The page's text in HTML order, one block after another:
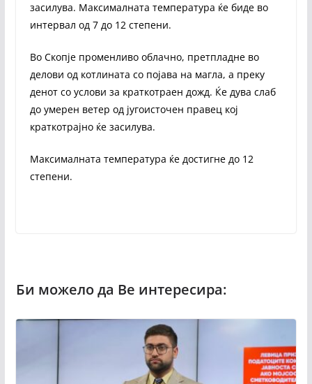
засилува. Максималната температура ќе биде во
интервал од 7 до 12 степени.
Во Скопје променливо облачно, претпладне во
делови од котлината со појава на магла, а преку
денот со услови за краткотраен дожд. Ќе дува слаб
до умерен ветер од југоисточен правец кој
краткотрајно ќе засилува.
Максималната температура ќе достигне до 12
степени.